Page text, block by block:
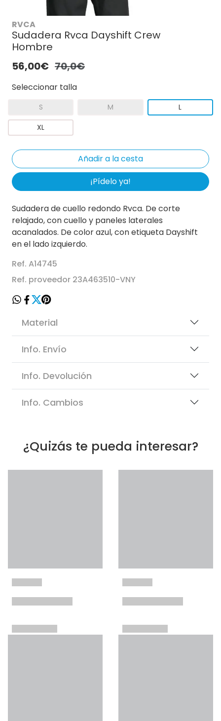
RVCA
Sudadera Rvca Dayshift Crew
Hombre
56,00€ 70,0€
Seleccionar talla
S M L
XL
¡Pídelo ya!
Sudadera de cuello redondo Rvca. De corte
relajado, con cuello y paneles laterales
acanalados. De color azul, con etiqueta Dayshift
en el lado izquierdo.
Ref. A14745
Ref. proveedor 23A463510-VNY
Material
Info. Envío
Info. Devolución
Info. Cambios
¿Quizás te pueda interesar?